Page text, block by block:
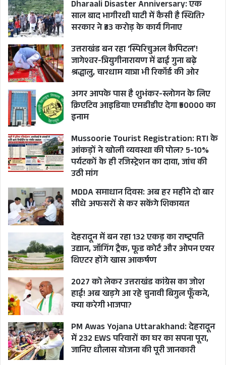
Dharaali Disaster Anniversary: एक
साल बाद भागीरथी घाटी में कैसी है स्थिति?
सरकार ने ₹33 करोड़ के कार्य गिनाए
उत्तराखंड बन रहा ‘स्पिरिचुअल कैपिटल’!
जागेश्वर-त्रियुगीनारायण में ढाई गुना बढ़े
श्रद्धालु, चारधाम यात्रा भी रिकॉर्ड की ओर
अगर आपके पास है शुभंकर-स्लोगन के लिए
क्रिएटिव आइडिया! एमडीडीए देगा ₹50000 का
इनाम
Mussoorie Tourist Registration: RTI के
आंकड़ों ने खोली व्यवस्था की पोल? 5-10%
पर्यटकों के ही रजिस्ट्रेशन का दावा, जांच की
उठी मांग
MDDA समाधान दिवस: अब हर महीने दो बार
सीधे अफसरों से कर सकेंगे शिकायत
देहरादून में बन रहा 132 एकड़ का राष्ट्रपति
उद्यान, जॉगिंग ट्रैक, फूड कोर्ट और ओपन एयर
थिएटर होंगे खास आकर्षण
2027 को लेकर उत्तराखंड कांग्रेस का जोश
हाई! अब खड़गे आ रहे चुनावी बिगुल फूँकने,
क्या करेगी भाजपा?
PM Awas Yojana Uttarakhand: देहरादून
में 232 EWS परिवारों का घर का सपना पूरा,
जानिए धौलास योजना की पूरी जानकारी